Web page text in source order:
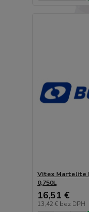
Vitex Martelite
0,750L
16,51 €
13,42 € bez DPH